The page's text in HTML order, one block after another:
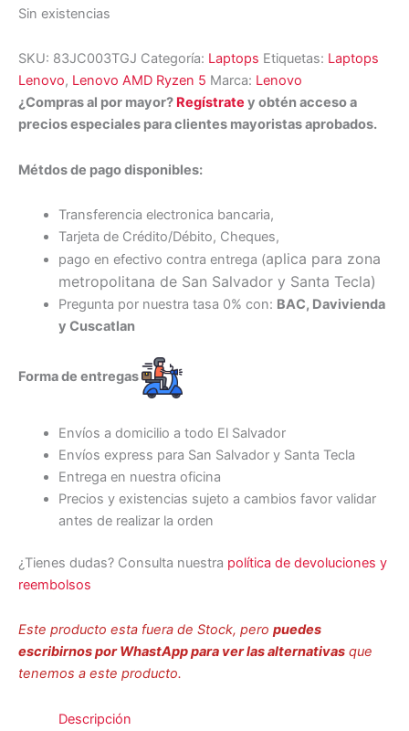
Sin existencias
SKU: 83JC003TGJ Categoría: Laptops Etiquetas: Laptops
Lenovo, Lenovo AMD Ryzen 5 Marca: Lenovo
¿Compras al por mayor? Regístrate y obtén acceso a
precios especiales para clientes mayoristas aprobados.
Métdos de pago disponibles:
Transferencia electronica bancaria,
Tarjeta de Crédito/Débito, Cheques,
pago en efectivo contra entrega (aplica para zona
metropolitana de San Salvador y Santa Tecla)
Pregunta por nuestra tasa 0% con: BAC, Davivienda
y Cuscatlan
Forma de entregas
Envíos a domicilio a todo El Salvador
Envíos express para San Salvador y Santa Tecla
Entrega en nuestra oficina
Precios y existencias sujeto a cambios favor validar
antes de realizar la orden
¿Tienes dudas? Consulta nuestra política de devoluciones y
reembolsos
Este producto esta fuera de Stock, pero puedes
escribirnos por WhastApp para ver las alternativas que
tenemos a este producto.
Descripción